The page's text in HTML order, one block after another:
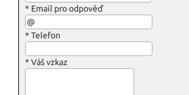
* Email pro odpověď
* Telefon
* Váš vzkaz